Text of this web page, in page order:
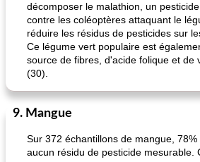
pois chiches rôtis aux épices
décomposer le malathion, un
contre les coléoptères attaquant le
réduire les résidus de pesticides sur
Ce légume vert populaire est
source de fibres, d'acide folique et de
(30).
9. Mangue
Sur 372 échantillons de mangue,
aucun résidu de pesticide mesurable.